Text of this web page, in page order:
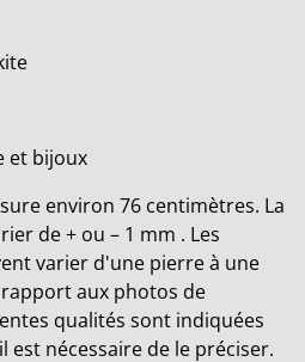
et bijoux
environ 76 centimètres. La
de + ou – 1 mm . Les
varier d'une pierre à une
aux photos de
qualités sont indiquées
est nécessaire de le préciser.